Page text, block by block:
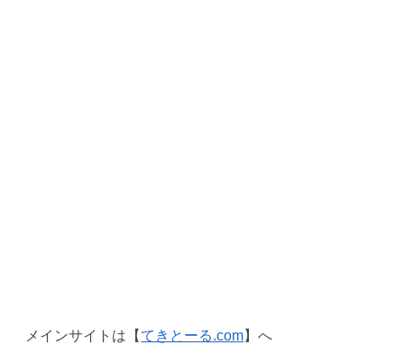
メインサイトは【てきとーる.com】へ